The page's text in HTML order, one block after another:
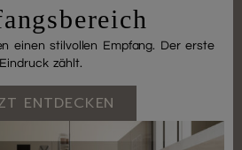
einen stilvollen Empfang. Der erste
Eindruck zählt.
ENTDECKEN